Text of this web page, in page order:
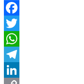
Facebook
Twitter
WhatsApp
Telegram